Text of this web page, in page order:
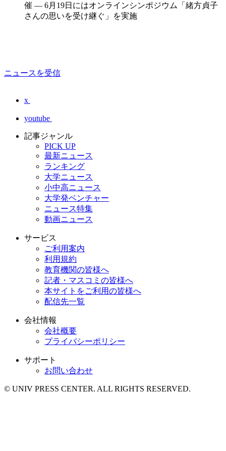
催 — 6月19日にはオンラインシンポジウム「緒方貞子
さんの思いを受け継ぐ」を実施
ニュースを受信
x
youtube
記事ジャンル
PICK UP
最新ニュース
ランキング
大学ニュース
小中高ニュース
大学発ベンチャー
ニュース特集
動画ニュース
サービス
ご利用案内
利用規約
教育機関の皆様へ
記者・マスコミの皆様へ
本サイトをご利用の皆様へ
配信先一覧
会社情報
会社概要
プライバシーポリシー
サポート
お問い合わせ
© UNIV PRESS CENTER. ALL RIGHTS RESERVED.